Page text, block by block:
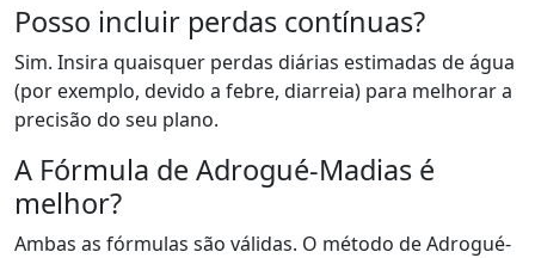
Posso incluir perdas contínuas?
Sim. Insira quaisquer perdas diárias estimadas de água
(por exemplo, devido a febre, diarreia) para melhorar a
precisão do seu plano.
A Fórmula de Adrogué-Madias é
melhor?
Ambas as fórmulas são válidas. O método de Adrogué-